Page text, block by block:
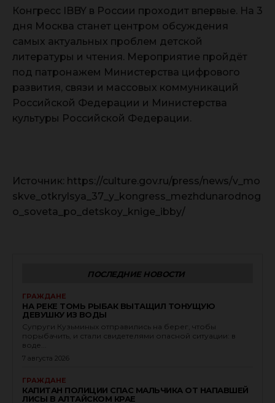
Конгресс IBBY в России проходит впервые. На 3
дня Москва станет центром обсуждения
самых актуальных проблем детской
литературы и чтения. Мероприятие пройдёт
под патронажем Министерства цифрового
развития, связи и массовых коммуникаций
Российской Федерации и Министерства
культуры Российской Федерации.
Источник: https://culture.gov.ru/press/news/v_mo
skve_otkrylsya_37_y_kongress_mezhdunarodnog
o_soveta_po_detskoy_knige_ibby/
ПОСЛЕДНИЕ НОВОСТИ
ГРАЖДАНЕ
НА РЕКЕ ТОМЬ РЫБАК ВЫТАЩИЛ ТОНУЩУЮ
ДЕВУШКУ ИЗ ВОДЫ
Супруги Кузьминых отправились на берег, чтобы
порыбачить, и стали свидетелями опасной ситуации: в
воде...
7 августа 2026
ГРАЖДАНЕ
КАПИТАН ПОЛИЦИИ СПАС МАЛЬЧИКА ОТ НАПАВШЕЙ
ЛИСЫ В АЛТАЙСКОМ КРАЕ